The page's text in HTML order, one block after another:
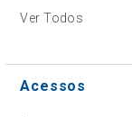
Ver Todos
Acessos